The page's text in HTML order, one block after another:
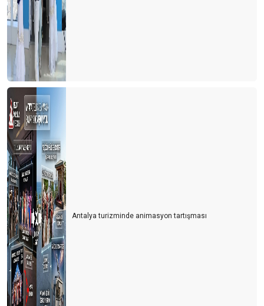
Turizm esnafı artan kurlara karşı çareyi buldu
Turizmcinin 2022 için en büyük korkusu
Turizm çalışanı sektörden kaçıyor
Turizmci yerli turiste ayrı fiyatlandırma yapmalı
Türk de olsa yabancı da olsa bekara otel odası yok
2021 yılında turizmde değişen bir şey yok
Bulgaristan'da turist olmak
Personel bulmak turist bulmaktan daha zor hale geliyor
Yer gök turist doldu, ardından umarım vaka dolmaz
Antalya'nın sahilleri dolu ama turistle değil
Turizmcinin oksijeni tükenmek üzere
Turizmde umutlar temmuz ayına kaldı
Turisti mi çalışanlardan, çalışanları mı turistten koruyacağız?
Antalya turizminde animasyon tartışması